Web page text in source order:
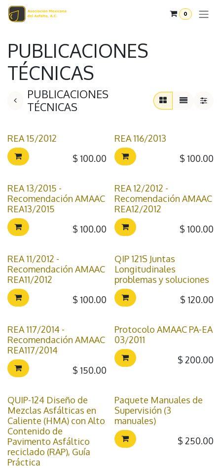
Ir al contenido
0
PUBLICACIONES
TÉCNICAS
PUBLICACIONES
TÉCNICAS
REA 15/2012
$ 100.00
REA 116/2013
$ 100.00
REA 13/2015 -
Recomendación AMAAC
REA13/2015
$ 100.00
REA 12/2012 -
Recomendación AMAAC
REA12/2012
$ 100.00
REA 11/2012 -
Recomendación AMAAC
REA11/2012
$ 100.00
QIP 121S Juntas
Longitudinales
problemas y soluciones
$ 120.00
REA 117/2014 -
Recomendación AMAAC
REA117/2014
$ 150.00
Protocolo AMAAC PA-EA
03/2011
$ 200.00
QUIP-124 Diseño de
Mezclas Asfálticas en
Caliente (HMA) con Alto
Contenido de
Pavimento Asfáltico
reciclado (RAP), Guía
Práctica
Paquete Manuales de
Supervisión (3
manuales)
$ 250.00